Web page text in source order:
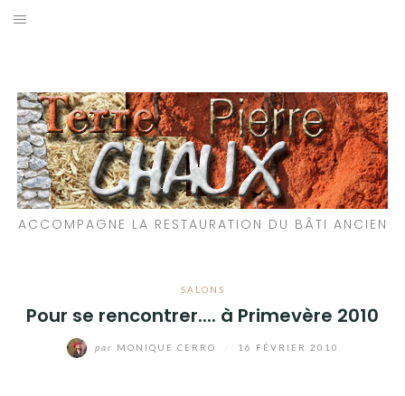
Aller
ACCOMPAGNE LA RESTAURATION DU BÂTI ANCIEN
SALONS
Pour se rencontrer.... à Primevère 2010
par MONIQUE CERRO 16 FÉVRIER 2010
PARTICIPATIFS
CHANTIERS RÉALISÉS
QUE PROPOSONS-NOUS ?